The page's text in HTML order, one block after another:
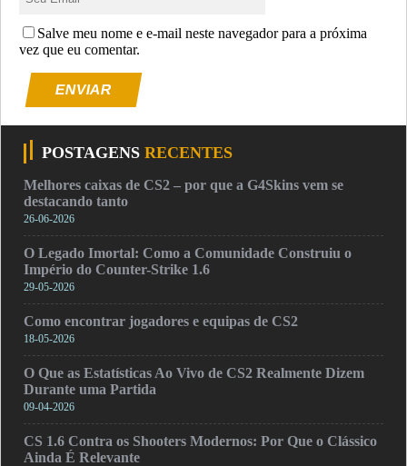
Salve meu nome e e-mail neste navegador para a próxima
vez que eu comentar.
ENVIAR
POSTAGENS RECENTES
Melhores caixas de CS2 – por que a G4Skins vem se
destacando tanto
26-06-2026
O Legado Imortal: Como a Comunidade Construiu o
Império do Counter-Strike 1.6
29-05-2026
Como encontrar jogadores e equipas de CS2
18-05-2026
O Que as Estatísticas Ao Vivo de CS2 Realmente Dizem
Durante uma Partida
09-04-2026
CS 1.6 Contra os Shooters Modernos: Por Que o Clássico
Ainda É Relevante